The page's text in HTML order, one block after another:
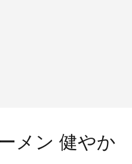
メン 健やか